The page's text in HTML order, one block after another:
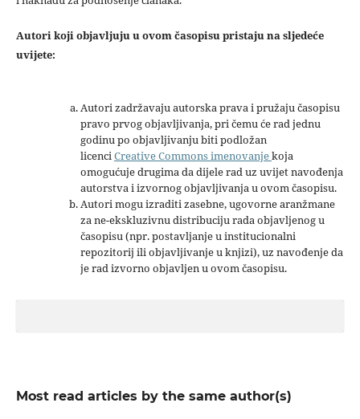
Autori koji objavljuju u ovom časopisu pristaju na sljedeće
uvijete:
Autori zadržavaju autorska prava i pružaju časopisu
pravo prvog objavljivanja, pri čemu će rad jednu
godinu po objavljivanju biti podložan
licenciCreative Commons imenovanjekoja
omogućuje drugima da dijele rad uz uvijet navođenja
autorstva i izvornog objavljivanja u ovom časopisu.
Autori mogu izraditi zasebne, ugovorne aranžmane
za ne-ekskluzivnu distribuciju rada objavljenog u
časopisu (npr. postavljanje u institucionalni
repozitorij ili objavljivanje u knjizi), uz navođenje da
je rad izvorno objavljen u ovom časopisu.
Most read articles by the same author(s)